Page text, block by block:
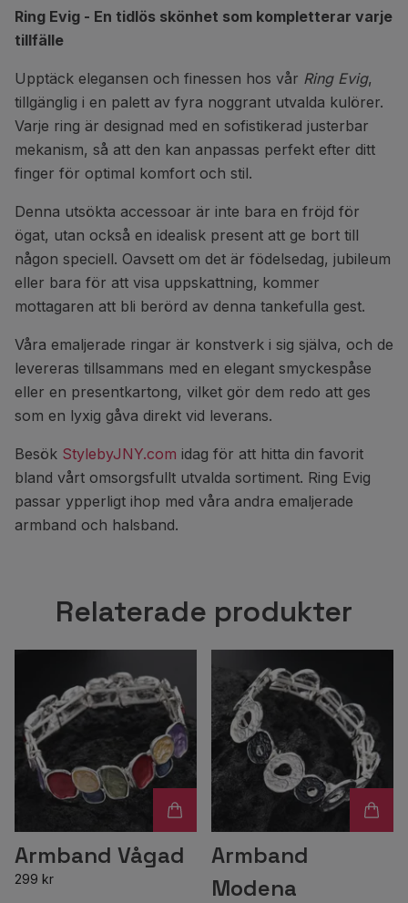
Ring Evig - En tidlös skönhet som kompletterar varje
tillfälle
Upptäck elegansen och finessen hos vår Ring Evig,
tillgänglig i en palett av fyra noggrant utvalda kulörer.
Varje ring är designad med en sofistikerad justerbar
mekanism, så att den kan anpassas perfekt efter ditt
finger för optimal komfort och stil.
Denna utsökta accessoar är inte bara en fröjd för
ögat, utan också en idealisk present att ge bort till
någon speciell. Oavsett om det är födelsedag, jubileum
eller bara för att visa uppskattning, kommer
mottagaren att bli berörd av denna tankefulla gest.
Våra emaljerade ringar är konstverk i sig själva, och de
levereras tillsammans med en elegant smyckespåse
eller en presentkartong, vilket gör dem redo att ges
som en lyxig gåva direkt vid leverans.
Besök StylebyJNY.com idag för att hitta din favorit
bland vårt omsorgsfullt utvalda sortiment. Ring Evig
passar ypperligt ihop med våra andra emaljerade
armband och halsband.
Relaterade produkter
Armband Vågad
299 kr
Armband
Modena